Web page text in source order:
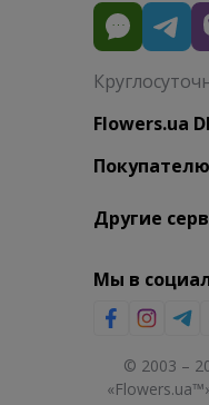
Flowers.ua
Покупателю
Другие
Мы в
© 2003 –